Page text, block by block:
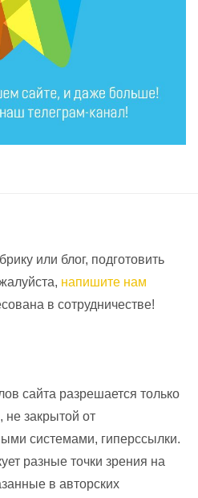
или блог, подготовить
напишите нам
в сотрудничестве!
сайта разрешается только
закрытой от
системами, гиперссылки.
разные точки зрения на
в авторских